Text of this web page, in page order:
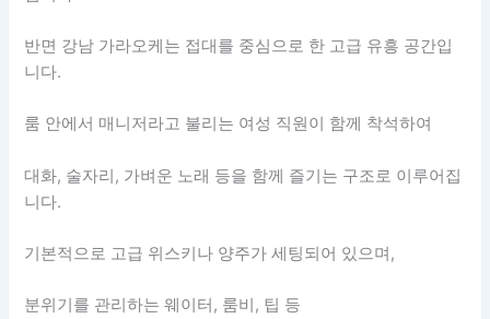
반면 강남 가라오케는 접대를 중심으로 한 고급 유흥 공간입
니다.
룸 안에서 매니저라고 불리는 여성 직원이 함께 착석하여
대화, 술자리, 가벼운 노래 등을 함께 즐기는 구조로 이루어집
니다.
기본적으로 고급 위스키나 양주가 세팅되어 있으며,
분위기를 관리하는 웨이터, 룸비, 팁 등